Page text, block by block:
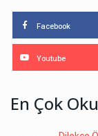
Facebook
Youtube
En Çok